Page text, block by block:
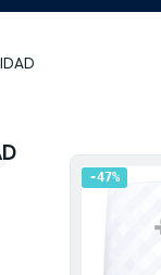
47%